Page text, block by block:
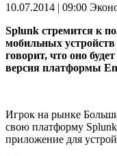
10.07.2014 | 09:00
Splunk стремится к
мобильных
говорит, что оно
версия платформы
Игрок на рынке
свою платформу
приложение для